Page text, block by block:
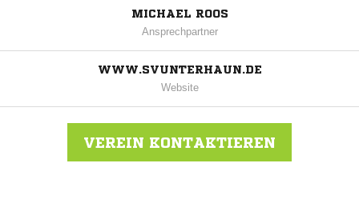
MICHAEL ROOS
Ansprechpartner
WWW.SVUNTERHAUN.DE
Website
VEREIN KONTAKTIEREN